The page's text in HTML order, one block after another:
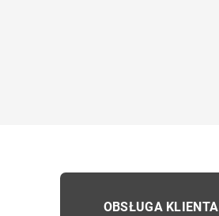
OBSŁUGA KLIENTA